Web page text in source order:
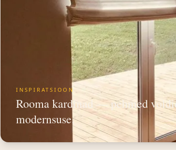
INSPIRATSIOON
Rooma kardinad — pehmed
modernsuse.